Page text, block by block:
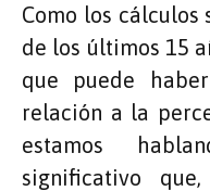
Como los cálculos
de los últimos 15
que puede
relación a la
estamos
significativo